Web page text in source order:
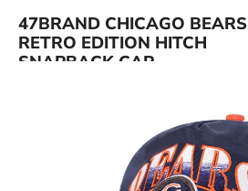
47BRAND CHICAGO BEARS
RETRO EDITION HITCH
SNAPBACK CAP
Bildergalerie überspringen